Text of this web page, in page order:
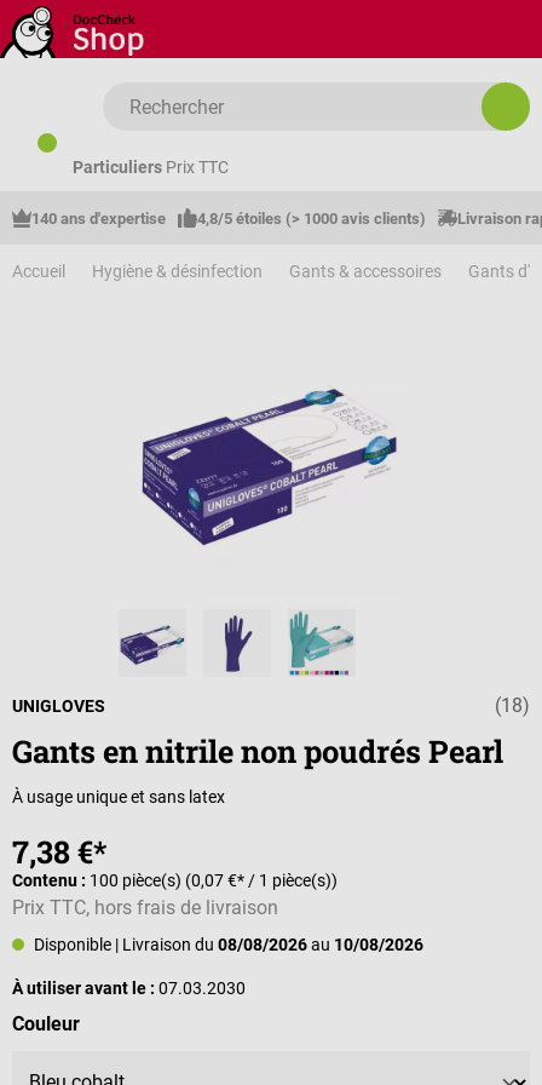
Passer au contenu principal
Particuliers Prix TTC
140 ans d'expertise 4,8/5 étoiles (> 1000 avis clients) Livraison
Accueil Hygiène & désinfection Gants & accessoires Gants
Note moyenne
(18)
UNIGLOVES
Gants en nitrile non poudrés Pearl
À usage unique et sans latex
7,38 €*
Contenu : 100 pièce(s) (0,07 €* / 1 pièce(s))
Prix TTC, hors frais de livraison
Disponible | Livraison du 08/08/2026au 10/08/2026
À utiliser avant le : 07.03.2030
Sélectionnez
Couleur